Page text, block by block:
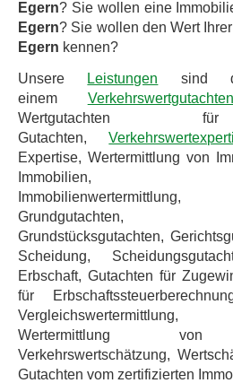
Egern? Sie wollen eine
Egern? Sie wollen den Wert
Egern kennen?
Unsere Leistungen sind
einem Verkehrswertgutachten
Wertgutachten
Gutachten,
Expertise, Wertermittlung von
Immobilien,
Grundgutachten,
Grundstücksgutachten,
Scheidung,
Erbschaft, Gutachten für
für
Vergleichswertermittlung,
Wertermittlung von
Verkehrswertschätzung,
Gutachten vom zertifizierten